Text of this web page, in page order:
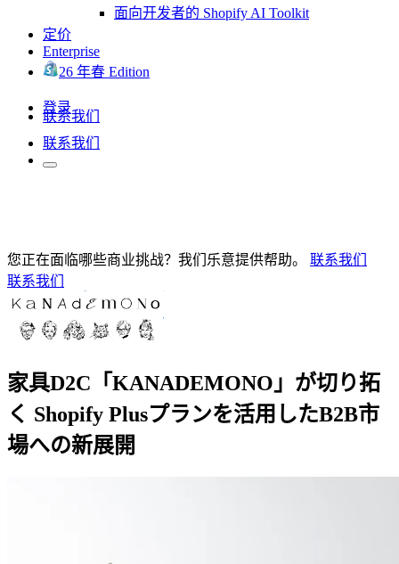
面向开发者的 Shopify AI Toolkit
定价
Enterprise
26 年春 Edition
登录
联系我们
联系我们
您正在面临哪些商业挑战？我们乐意提供帮助。
联系我们
联系我们
家具D2C「KANADEMONO」が切り拓
く Shopify Plusプランを活用したB2B市
場への新展開